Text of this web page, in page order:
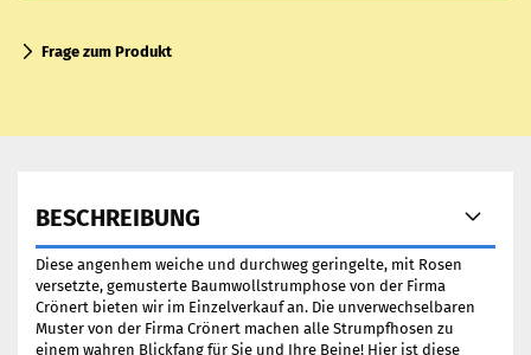
Frage zum Produkt
BESCHREIBUNG
Diese angenhem weiche und durchweg geringelte, mit Rosen
versetzte, gemusterte Baumwollstrumphose von der Firma
Crönert bieten wir im Einzelverkauf an. Die unverwechselbaren
Muster von der Firma Crönert machen alle Strumpfhosen zu
einem wahren Blickfang für Sie und Ihre Beine! Hier ist diese